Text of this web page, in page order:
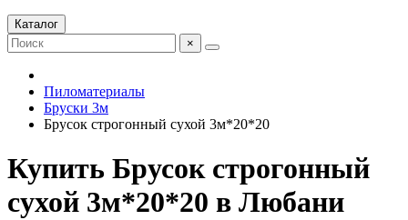
Каталог
×
Пиломатериалы
Бруски 3м
Брусок строгонный сухой 3м*20*20
Купить Брусок строгонный
сухой 3м*20*20 в Любани